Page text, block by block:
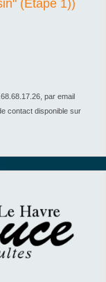
(Etape 1))
par email
contact disponible sur